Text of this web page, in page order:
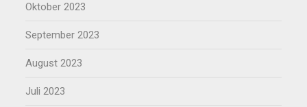
Oktober 2023
September 2023
August 2023
Juli 2023